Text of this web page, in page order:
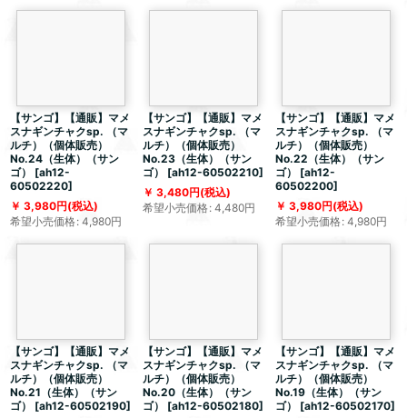
【サンゴ】【通販】マメ
スナギンチャクsp. （マ
ルチ）（個体販売）
No.24（生体）（サン
ゴ）
[ah12-
60502220]
3,980円(税込)
希望小売価格: 4,980円
【サンゴ】【通販】マメ
スナギンチャクsp. （マ
ルチ）（個体販売）
No.23（生体）（サン
ゴ）
[ah12-60502210]
3,480円(税込)
希望小売価格: 4,480円
【サンゴ】【通販】マメ
スナギンチャクsp. （マ
ルチ）（個体販売）
No.22（生体）（サン
ゴ）
[ah12-
60502200]
3,980円(税込)
希望小売価格: 4,980円
【サンゴ】【通販】マメ
スナギンチャクsp. （マ
ルチ）（個体販売）
No.21（生体）（サン
ゴ）
[ah12-60502190]
【サンゴ】【通販】マメ
スナギンチャクsp. （マ
ルチ）（個体販売）
No.20（生体）（サン
ゴ）
[ah12-60502180]
【サンゴ】【通販】マメ
スナギンチャクsp. （マ
ルチ）（個体販売）
No.19（生体）（サン
ゴ）
[ah12-60502170]